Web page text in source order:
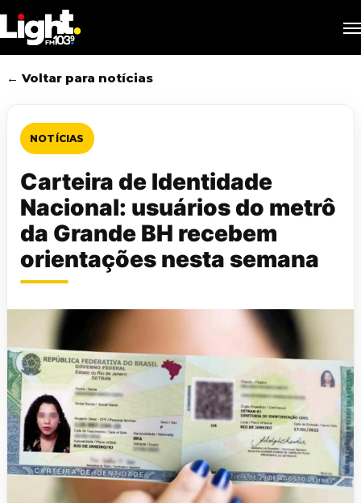
to
main
content
← Voltar para notícias
NOTÍCIAS
Carteira de Identidade
Nacional: usuários do metrô
da Grande BH recebem
orientações nesta semana